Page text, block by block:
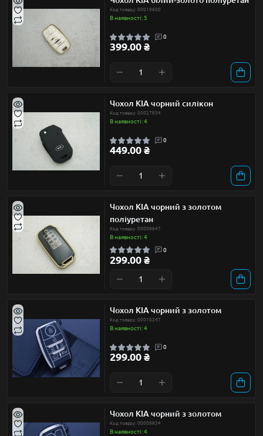
Код товару: 00019600
В наявності: 5
0
399.00 ₴
Чохол KIA чорний силікон
Код товару: 00027934
В наявності: 4
0
449.00 ₴
Чохол KIA чорний з золотом
поліуретан
Код товару: 00008847
В наявності: 4
0
299.00 ₴
Чохол KIA чорний з золотом
Код товару: 00010247
В наявності: 4
0
299.00 ₴
Чохол KIA чорний з золотом
Код товару: 00008834
В наявності: 4